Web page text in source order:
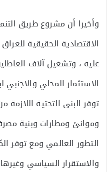
وأخيرا أن مشروع طريق
الاقتصادية الحقيقية
عليه ، وتشغيل آلاف
الاستثمار المحلي والاجنبي
توفر البنى التحتية
وموانئ ومطارات وبنية
التطور العالمي ومع توفر
والاستقرار السياسي